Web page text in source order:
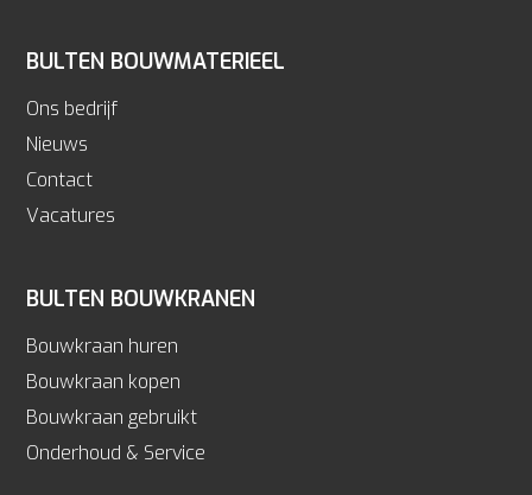
BULTEN BOUWMATERIEEL
Ons bedrijf
Nieuws
Contact
Vacatures
BULTEN BOUWKRANEN
Bouwkraan huren
Bouwkraan kopen
Bouwkraan gebruikt
Onderhoud & Service